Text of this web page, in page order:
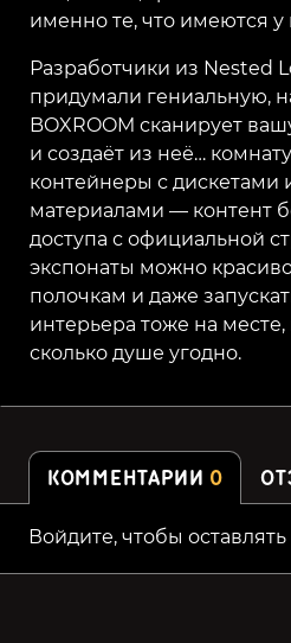
именно те, что имеются у
Разработчики из Nested
придумали гениальную,
BOXROOM сканирует
и создаёт из неё…
контейнеры с дискетами
материалами — контент
доступа с официальной
экспонаты можно
полочкам и даже
интерьера тоже на
сколько душе угодно.
КОММЕНТАРИИ 0
Войдите, чтобы